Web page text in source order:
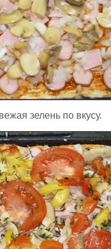
зелень по вкусу.